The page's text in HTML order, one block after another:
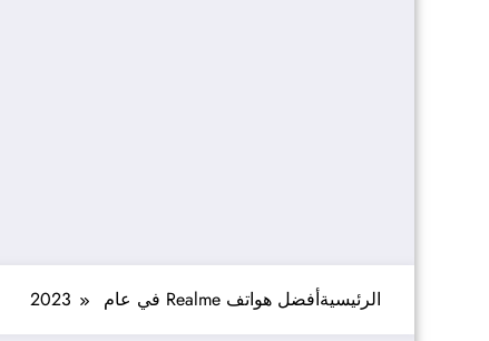
الرئيسيةأفضل هواتف Realme في عام 2023